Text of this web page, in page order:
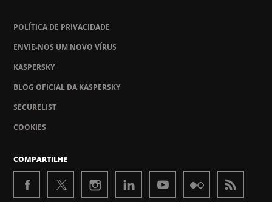
POLÍTICA DE PRIVACIDADE
ENVIE-NOS UM NOVO VÍRUS
KASPERSKY
BLOG OFICIAL DA KASPERSKY
SECURELIST
COOKIES
COMPARTILHE